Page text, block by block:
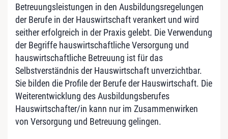
Betreuungsleistungen in den Ausbildungsregelungen
der Berufe in der Hauswirtschaft verankert und wird
seither erfolgreich in der Praxis gelebt. Die Verwendung
der Begriffe hauswirtschaftliche Versorgung und
hauswirtschaftliche Betreuung ist für das
Selbstverständnis der Hauswirtschaft unverzichtbar.
Sie bilden die Profile der Berufe der Hauswirtschaft. Die
Weiterentwicklung des Ausbildungsberufes
Hauswirtschafter/in kann nur im Zusammenwirken
von Versorgung und Betreuung gelingen.